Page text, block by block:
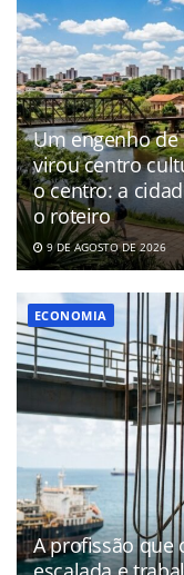
Um engenho
virou centro
o centro: a
o roteiro
9 DE AGOSTO DE 2026
ECONOMIA
A profissão que